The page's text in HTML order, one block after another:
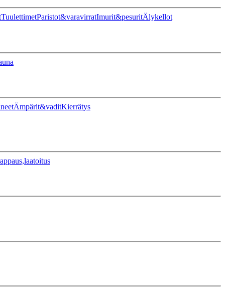
TuulettimetParistot&varavirratImurit&pesuritÄlykellot
Ämpärit&vaditKierrätys